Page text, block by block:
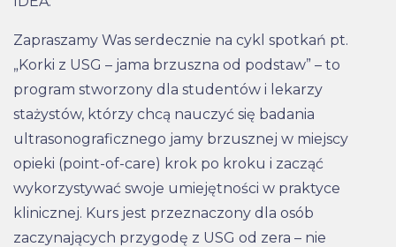
Zapraszamy Was serdecznie na cykl spotkań pt.
„Korki z USG – jama brzuszna od podstaw” – to
program stworzony dla studentów i lekarzy
stażystów, którzy chcą nauczyć się badania
ultrasonograficznego jamy brzusznej w miejscy
opieki (point-of-care) krok po kroku i zacząć
wykorzystywać swoje umiejętności w praktyce
klinicznej. Kurs jest przeznaczony dla osób
zaczynających przygodę z USG od zera – nie